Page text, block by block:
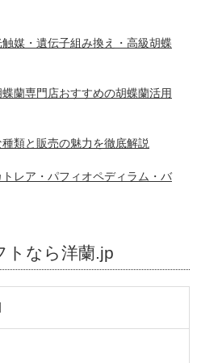
媒・遺伝子組み換え・高級胡蝶
蘭専門店おすすめの胡蝶蘭活用
類と販売の魅力を徹底解説
レア・パフィオペディラム・バ
トなら洋蘭.jp